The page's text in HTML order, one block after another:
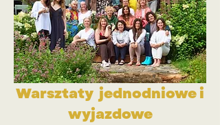
Warsztaty jednodniowe i
wyjazdowe